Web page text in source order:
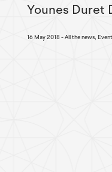
Younes Duret
16 May 2018 All the news,